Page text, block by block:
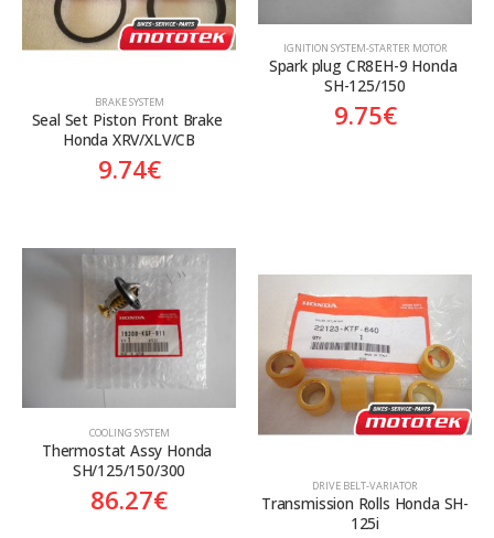
BRAKE SYSTEM
Seal Set Piston Front Brake
Honda XRV/XLV/CB
9.74€
ΙGNITION SYSTEM-STARTER MOTOR
Spark plug CR8EH-9 Honda
SH-125/150
9.75€
COOLING SYSTEM
Thermostat Assy Honda
SH/125/150/300
86.27€ DRIVE BELT-VARIATOR
Transmission Rolls Honda SH-
125i